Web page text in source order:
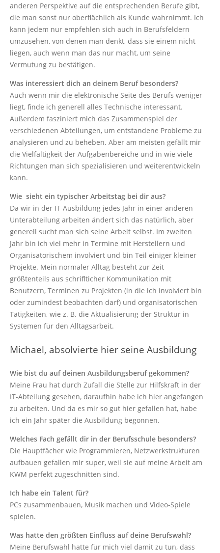
anderen Perspektive auf die entsprechenden Berufe gibt,
die man sonst nur oberflächlich als Kunde wahrnimmt. Ich
kann jedem nur empfehlen sich auch in Berufsfeldern
umzusehen, von denen man denkt, dass sie einem nicht
liegen, auch wenn man das nur macht, um seine
Vermutung zu bestätigen.
Was interessiert dich an deinem Beruf besonders?
Auch wenn mir die elektronische Seite des Berufs weniger
liegt, finde ich generell alles Technische interessant.
Außerdem fasziniert mich das Zusammenspiel der
verschiedenen Abteilungen, um entstandene Probleme zu
analysieren und zu beheben. Aber am meisten gefällt mir
die Vielfältigkeit der Aufgabenbereiche und in wie viele
Richtungen man sich spezialisieren und weiterentwickeln
kann.
Wie sieht ein typischer Arbeitstag bei dir aus?
Da wir in der IT-Ausbildung jedes Jahr in einer anderen
Unterabteilung arbeiten ändert sich das natürlich, aber
generell sucht man sich seine Arbeit selbst. Im zweiten
Jahr bin ich viel mehr in Termine mit Herstellern und
Organisatorischem involviert und bin Teil einiger kleiner
Projekte. Mein normaler Alltag besteht zur Zeit
größtenteils aus schriflticher Kommunikation mit
Benutzern, Terminen zu Projekten (in die ich involviert bin
oder zumindest beobachten darf) und organisatorischen
Tätigkeiten, wie z. B. die Aktualisierung der Struktur in
Systemen für den Alltagsarbeit.
Michael, absolvierte hier seine Ausbildung
Wie bist du auf deinen Ausbildungsberuf gekommen?
Meine Frau hat durch Zufall die Stelle zur Hilfskraft in der
IT-Abteilung gesehen, daraufhin habe ich hier angefangen
zu arbeiten. Und da es mir so gut hier gefallen hat, habe
ich ein Jahr später die Ausbildung begonnen.
Welches Fach gefällt dir in der Berufsschule besonders?
Die Hauptfächer wie Programmieren, Netzwerkstrukturen
aufbauen gefallen mir super, weil sie auf meine Arbeit am
KWM perfekt zugeschnitten sind.
Ich habe ein Talent für?
PCs zusammenbauen, Musik machen und Video-Spiele
spielen.
Was hatte den größten Einfluss auf deine Berufswahl?
Meine Berufswahl hatte für mich viel damit zu tun, dass